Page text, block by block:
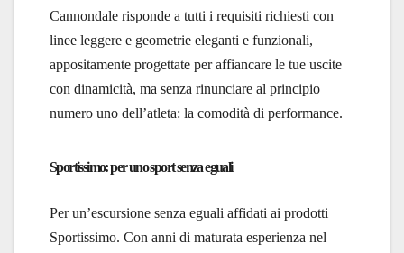
Cannondale risponde a tutti i requisiti richiesti con
linee leggere e geometrie eleganti e funzionali,
appositamente progettate per affiancare le tue uscite
con dinamicità, ma senza rinunciare al principio
numero uno dell’atleta: la comodità di performance.
Sportissimo: per uno sport senza eguali
Per un’escursione senza eguali affidati ai prodotti
Sportissimo. Con anni di maturata esperienza nel